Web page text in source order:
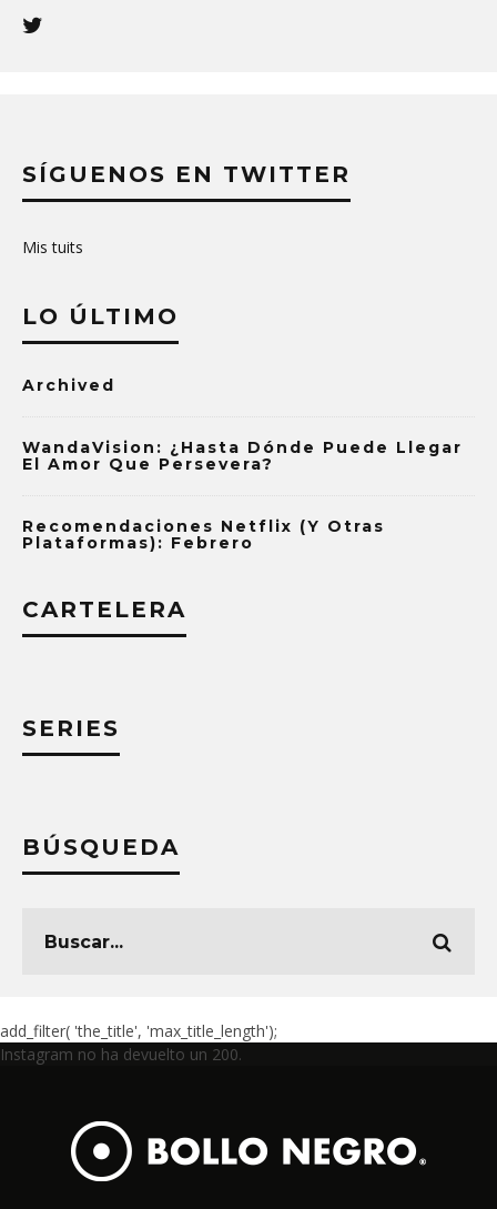
SÍGUENOS EN TWITTER
Mis tuits
LO ÚLTIMO
Archived
WandaVision: ¿Hasta Dónde Puede Llegar
El Amor Que Persevera?
Recomendaciones Netflix (y Otras
Plataformas): Febrero
CARTELERA
SERIES
BÚSQUEDA
add_filter( 'the_title', 'max_title_length');
Instagram no ha devuelto un 200.